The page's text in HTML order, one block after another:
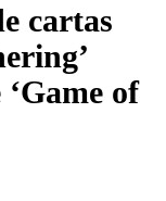
cartas
of